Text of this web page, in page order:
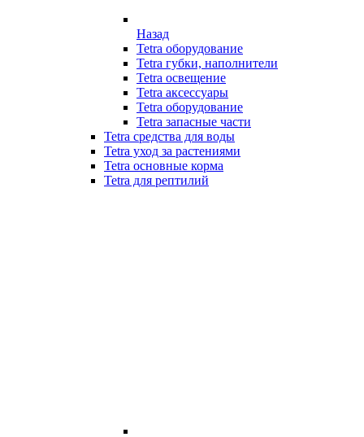
Назад
Tetra оборудование
Tetra губки, наполнители
Tetra освещение
Tetra аксессуары
Tetra оборудование
Tetra запасные части
Tetra средства для воды
Tetra уход за растениями
Tetra основные корма
Tetra для рептилий